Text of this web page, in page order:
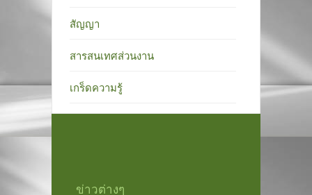
สัญญา
สารสนเทศส่วนงาน
เกร็ดความรู้
ข่าวต่างๆ